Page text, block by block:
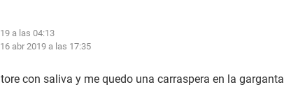
a las 04:13
16 abr 2019 a las 17:35
con saliva y me quedo una carraspera en la garganta